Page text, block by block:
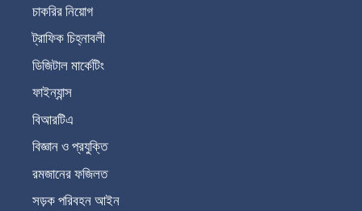
চাকরির নিয়োগ
ট্রাফিক চিহ্নাবলী
ডিজিটাল মার্কেটিং
ফাইন্যান্স
বিআরটিএ
বিজ্ঞান ও প্রযুক্তি
রমজানের ফজিলত
সড়ক পরিবহন আইন